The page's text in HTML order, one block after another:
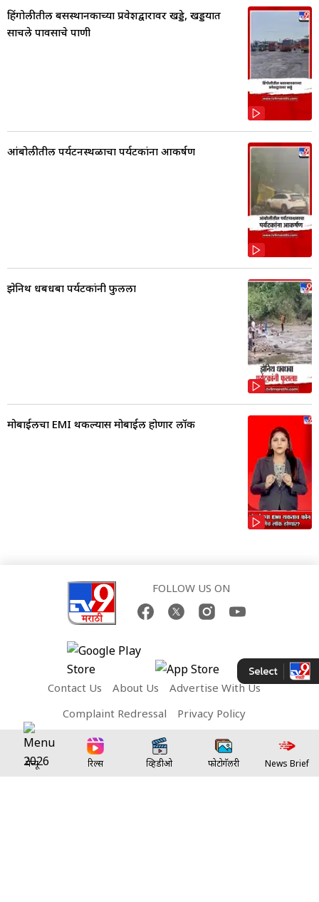
हिंगोलीतील बसस्थानकाच्या प्रवेशद्वारावर खड्डे, खड्डयात
साचले पावसाचे पाणी
आंबोलीतील पर्यटनस्थळाचा पर्यटकांना आकर्षण
झेनिथ धबधबा पर्यटकांनी फुलला
मोबाईलचा EMI थकल्यास मोबाईल होणार लॉक
FOLLOW US ON
Contact Us About Us
Advertise With Us
Complaint Redressal
Privacy Policy
Terms and Conditions
Network Sites:
मेन्यू रिल्स व्हिडीओ फोटोगॅलरी News Brief